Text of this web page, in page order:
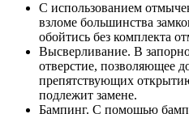
С использованием
взломе большинства
обойтись без комплекта
Высверливание. В
отверстие, позволяющее
препятствующих
подлежит замене.
Бампинг. С помощью